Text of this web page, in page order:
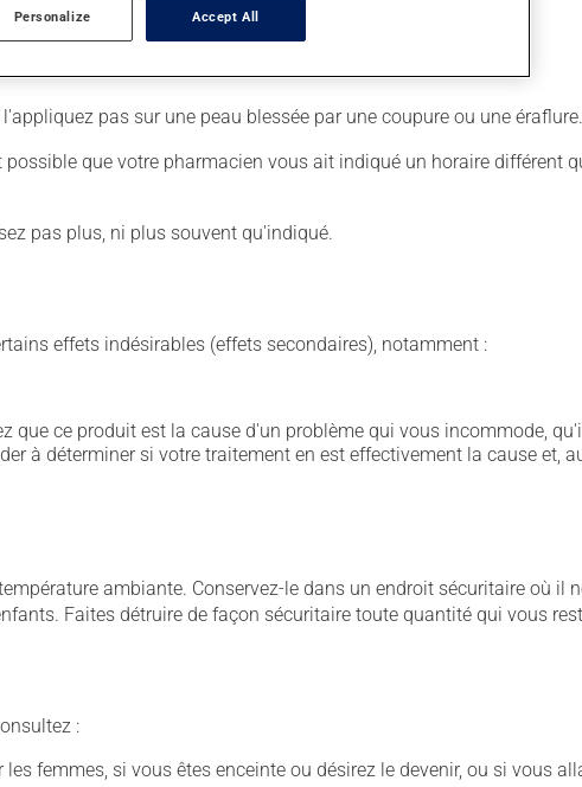
la peau.
pas sur une peau blessée par une coupure ou une éraflure.
que votre pharmacien vous ait indiqué un horaire différent
pas plus, ni plus souvent qu'indiqué.
effets indésirables (effets secondaires), notamment :
que ce produit est la cause d'un problème qui vous incommode,
à déterminer si votre traitement en est effectivement la cause et,
ambiante. Conservez-le dans un endroit sécuritaire où il
Faites détruire de façon sécuritaire toute quantité qui vous
:
femmes, si vous êtes enceinte ou désirez le devenir, ou si vous
Personalize Accept All